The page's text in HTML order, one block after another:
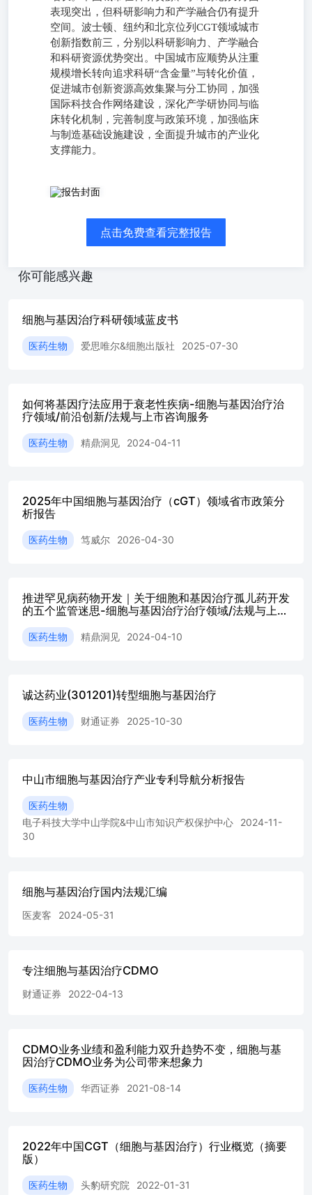
表现突出，但科研影响力和产学融合仍有提升
空间。波士顿、纽约和北京位列CGT领域城市
创新指数前三，分别以科研影响力、产学融合
和科研资源优势突出。中国城市应顺势从注重
规模增长转向追求科研“含金量”与转化价值，
促进城市创新资源高效集聚与分工协同，加强
国际科技合作网络建设，深化产学研协同与临
床转化机制，完善制度与政策环境，加强临床
与制造基础设施建设，全面提升城市的产业化
支撑能力。
执行摘要 CGT领域城市创新指数与全球主要城市在 CGT 领
过细胞移植、萃编铝、萃因递送等方式修复、普换或增免遇
者体内的细片与基因功能，已成为全球生物医药创新的重要
作生态。 基于CGT领域城市创新指数井名，波士顿、纽约
科研产出上的持铁积索，但科研影响力和产学协同仍有提升
空同 从四个一级指标右，各城市的优势路径存在明显差异
本报告基于Sc0PpU8文损数效据库和SciVal科研评估平台，
科研资源、学术原创力、科研影购力和产学融合四个维座的
创新支现。 ·科研资源考熹科研人才、科研机构、科研基金
前五。中国城市在科研人才规模和成长性方面表现突出，北
集团旗下的细跑出版社（CollProg司）在中关村论坛发布
（细胞与基因治疗领妹蓝皮书52025》，对20202024考。在
此基础上，本年宦报告更新至2021-2025年观素窗口，并在
原有城市创新指数框架上新增活跃科研机构与高影响力学者
面，北京、上海和波士教位巧前三，中国城市在学术生产力
方面处于额先，不但如此，北京和上海在高质量科研产出上
已进入全球前列。波士赖仍在前1%高被引论文等高影响力
成果方面保持显著优势，亚洲城市则在学科交叉方面表现活
其中，旧金山和波士赖的引文影响力优势尤为突出；阿姆斯
国城市的科研影响力则整体排名相对睿后，尤其无要进一步
居前三，其科研出果对产业发展的知识外溢效应突出。北京
和上海凭借较强的专利引用表现在对产业的知识支择上逊入
前列，但在产学研合作发文、企业参与深度和临床指南影响
方面仍有短板。 在最新一轮评估中，主要发现如下 CGT领
通大学位居前三科研产出机构。高影响力学者则主要集中在
美国、中国、法国、德国、希腊和日本等国家，其研究方向
（CompoundAnnualGrowthRateCAGR)为2.4%，2025年发文
2020-2024年有所放缓，但高水平引文影响力（Field-
的185%，显示CGT研究奶保持高于全技平购水平的学术影
响力。外游体作为生物标志物和治方级体，CAR-T细胞创
最离的研究主题，代表本领城当前最活跃的研究方向。 总
体而言，CGT领球的全球竞争日抢微烈。波士、细约、旧金
挑战。但同时，中国城市正在持续发力以改善现状。以北京
整）提出加快提升国际科技创新中心能级、建设全球重要科
学策源地和未来产业引领地，并推动生命健康产业集群升级
点击免费查看完整报告
你可能感兴趣
细胞与基因治疗科研领域蓝皮书
医药生物 爱思唯尔&细胞出版社 2025-07-30
如何将基因疗法应用于衰老性疾病-细胞与基因治疗治
疗领域/前沿创新/法规与上市咨询服务
医药生物 精鼎洞见 2024-04-11
2025年中国细胞与基因治疗（cGT）领域省市政策分
析报告
医药生物 笃威尔 2026-04-30
推进罕见病药物开发｜关于细胞和基因治疗孤儿药开发
的五个监管迷思-细胞与基因治疗治疗领域/法规与上市
医药生物 精鼎洞见 2024-04-10
诚达药业(301201)转型细胞与基因治疗
医药生物 财通证券 2025-10-30
中山市细胞与基因治疗产业专利导航分析报告
医药生物
电子科技大学中山学院&中山市知识产权保护中心
2024-11-
30
细胞与基因治疗国内法规汇编
医麦客 2024-05-31
专注细胞与基因治疗CDMO
财通证券 2022-04-13
CDMO业务业绩和盈利能力双升趋势不变，细胞与基
因治疗CDMO业务为公司带来想象力
医药生物 华西证券 2021-08-14
2022年中国CGT（细胞与基因治疗）行业概览（摘要
版）
医药生物 头豹研究院 2022-01-31